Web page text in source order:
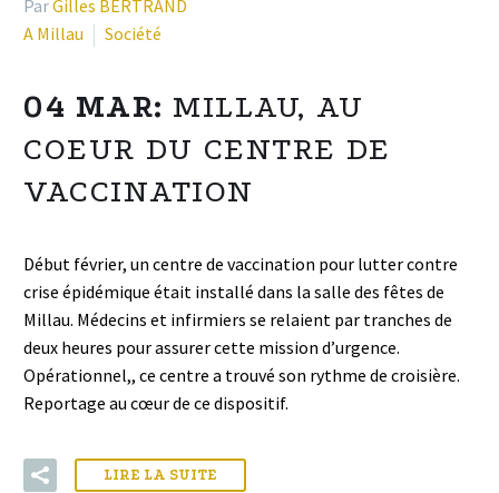
ParGilles BERTRAND
A Millau
Société
04 MAR: MILLAU, AU
COEUR DU CENTRE DE
VACCINATION
Début février, un centre de vaccination pour lutter contre
crise épidémique était installé dans la salle des fêtes de
Millau. Médecins et infirmiers se relaient par tranches de
deux heures pour assurer cette mission d’urgence.
Opérationnel,, ce centre a trouvé son rythme de croisière.
Reportage au cœur de ce dispositif.
LIRE LA SUITE